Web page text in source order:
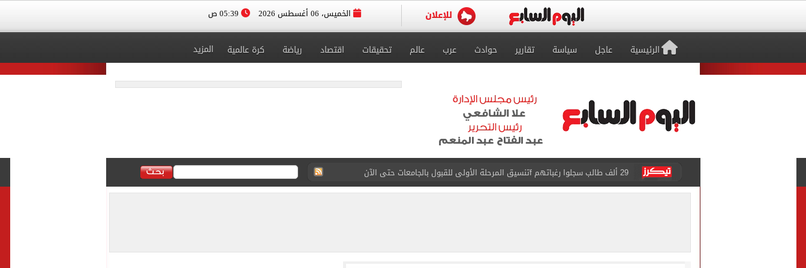
الخميس، 06 أغسطس 2026
الرئيسية عاجل سياسة تقارير حوادث عرب عالم تحقيقات اقتصاد رياضة كرة عالمية المزيد
حفلات U Arena تنطلق مع الهضبة عمرو دياب ضمن «يلا ساحل 2026» بالعلمين الجديدة
الآلاف يودعون عروس الشرقية إلى مثواها الأخير بعد وفاتها ليلة زفافها.. صور
الرئيس السيسى يستقبل ملك البحرين بمطار العلمين الدولى.. صور